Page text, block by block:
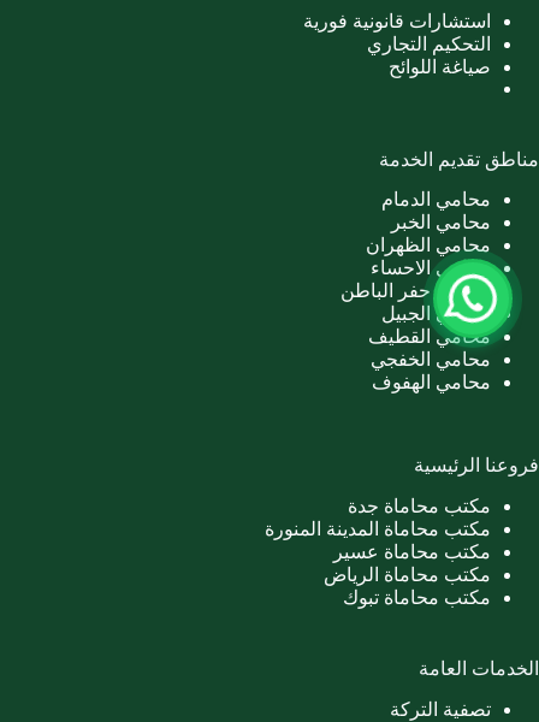
استشارات قانونية فورية
التحكيم التجاري
صياغة اللوائح
مناطق تقديم الخدمة
محامي الدمام
محامي الخبر
محامي الظهران
محامي الاحساء
محامي حفر الباطن
محامي الجبيل
محامي القطيف
محامي الخفجي
محامي الهفوف
فروعنا الرئيسية
مكتب محاماة جدة
مكتب محاماة المدينة المنورة
مكتب محاماة عسير
مكتب محاماة الرياض
مكتب محاماة تبوك
الخدمات العامة
تصفية التركة